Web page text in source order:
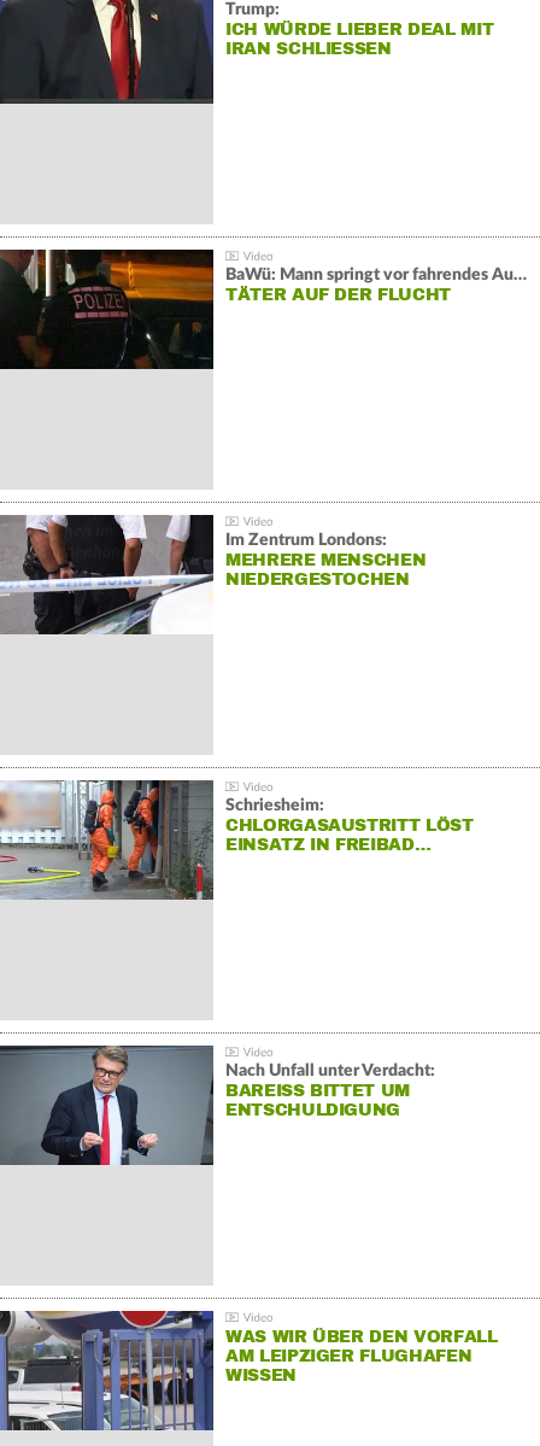
Trump:
ICH WÜRDE LIEBER DEAL MIT
IRAN SCHLIESSEN
BaWü: Mann springt vor fahrendes Auto und schießt
TÄTER AUF DER FLUCHT
Im Zentrum Londons:
MEHRERE MENSCHEN
NIEDERGESTOCHEN
Schriesheim:
CHLORGASAUSTRITT LÖST
EINSATZ IN FREIBAD…
Nach Unfall unter Verdacht:
BAREISS BITTET UM E
NTSCHULDIGUNG
WAS WIR ÜBER DEN VORFALL
AM LEIPZIGER FLUGHAFEN
WISSEN